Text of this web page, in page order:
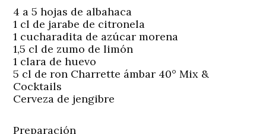
4 a 5 hojas de albahaca
1 cl de jarabe de citronela
1 cucharadita de azúcar morena
1,5 cl de zumo de limón
1 clara de huevo
5 cl de ron Charrette ámbar 40° Mix &
Cocktails
Cerveza de jengibre
Preparación